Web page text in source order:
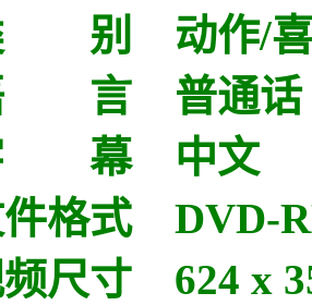
别 动作/喜
言 普通话
幕 中文
件格式 DVD-
尺寸 624 x